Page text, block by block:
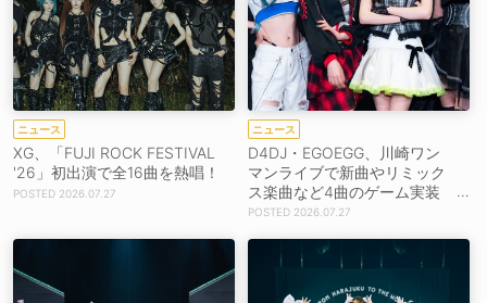
ニュース
XG、「FUJI ROCK FESTIVAL
'26」初出演で全16曲を熱唱！
2026.07.27
ニュース
D4DJ・EGOEGG、川崎ワン
マンライブで新曲やリミック
ス楽曲など4曲のゲーム実装
を発表！2026.07.27